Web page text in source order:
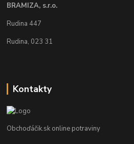
BRAMIZA, s.r.o.
Rudina 447
Rudina, 023 31
Kontakty
Obchoďáčik.sk online potraviny